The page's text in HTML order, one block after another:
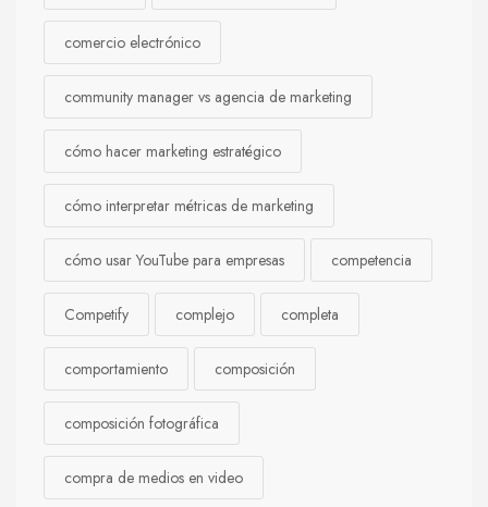
comercio electrónico
community manager vs agencia de marketing
cómo hacer marketing estratégico
cómo interpretar métricas de marketing
cómo usar YouTube para empresas competencia
Competify complejo completa
comportamiento composición
composición fotográfica
compra de medios en video